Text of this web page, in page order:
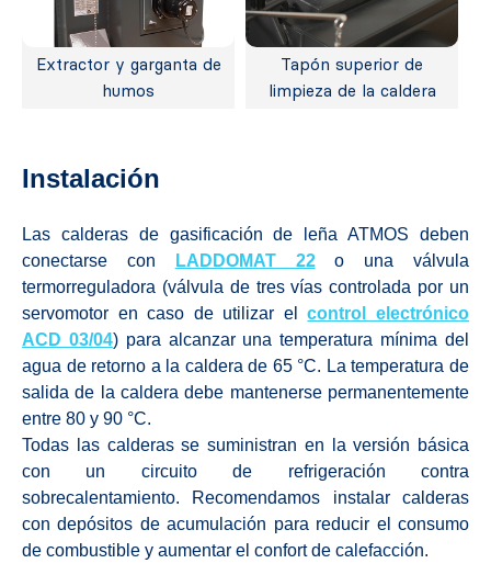
Extractor y garganta de
humos
Tapón superior de
limpieza de la caldera
Instalación
Las calderas de gasificación de leña ATMOS deben
conectarse con
LADDOMAT 22o una válvula
termorreguladora (válvula de tres vías controlada por un
servomotor en caso de utilizar elcontrol electrónico
ACD 03/04) para alcanzar una temperatura mínima del
agua de retorno a la caldera de 65 °C. La temperatura de
salida de la caldera debe mantenerse permanentemente
entre 80 y 90 °C.
Todas las calderas se suministran en la versión básica
con un circuito de refrigeración contra
sobrecalentamiento. Recomendamos instalar calderas
con depósitos de acumulación para reducir el consumo
de combustible y aumentar el confort de calefacción.